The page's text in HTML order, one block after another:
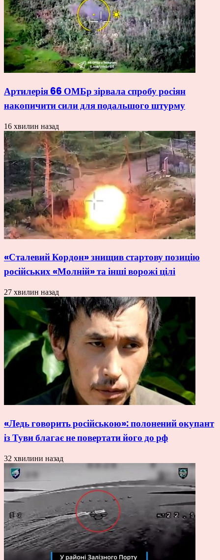
Артилерія 66 ОМБр зірвала спробу росіян
накопичити сили для подальшого штурму
16 хвилин назад
«Сталевий Кордон» знищив стартову позицію
російських «Молній» та інші ворожі цілі
27 хвилин назад
«Ледь говорить російською»: полонений окупант
із Туви благає не повертати його до рф
32 хвилини назад